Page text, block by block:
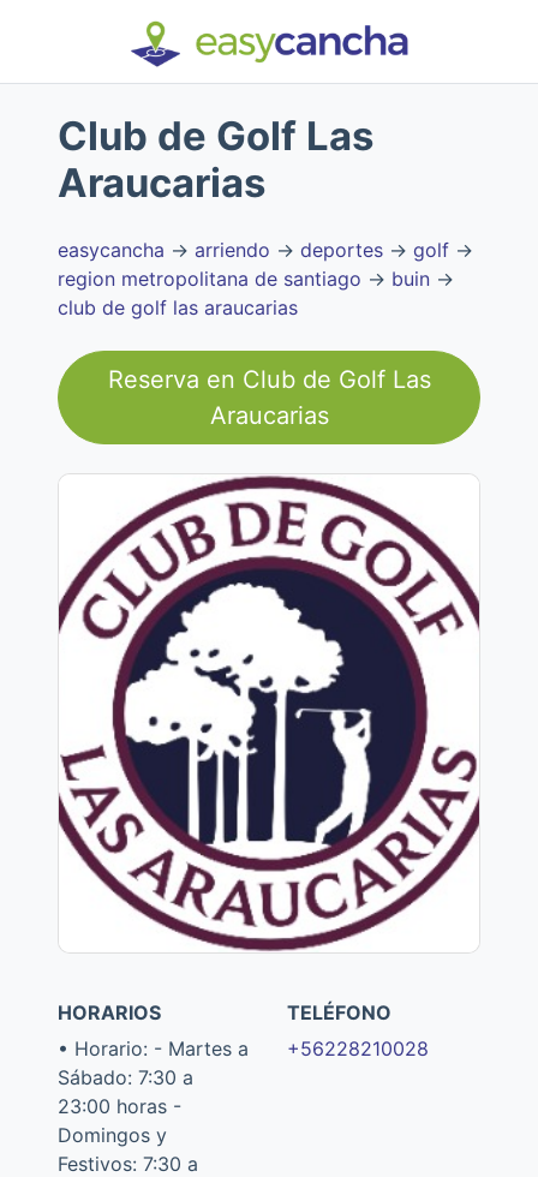
Club de Golf Las
Araucarias
easycancha → arriendo → deportes → golf →
region metropolitana de santiago → buin →
club de golf las araucarias
Reserva en Club de Golf Las
Araucarias
HORARIOS
• Horario: - Martes a
Sábado: 7:30 a
23:00 horas -
Domingos y
Festivos: 7:30 a
TELÉFONO
+56228210028